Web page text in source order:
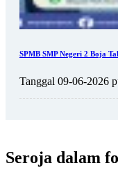
SPMB SMP Negeri 2 Boja
Tanggal 09-06-2026
Seroja dalam